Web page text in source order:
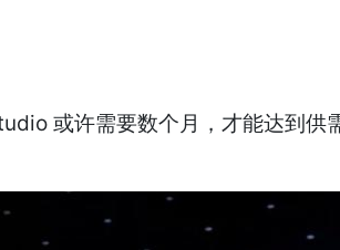
或许需要数个月，才能达到